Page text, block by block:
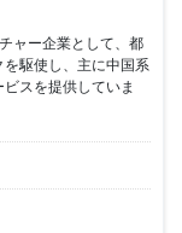
っており定期的に
ャー企業として、都
駆使し、主に中国系
スを提供していま